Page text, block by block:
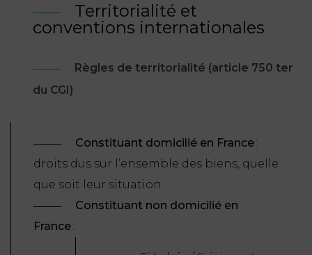
Territorialité et
conventions internationales
Règles de territorialité (article 750 ter
du CGI)
Constituant domicilié en France:
droits dus sur l’ensemble des biens, quelle
que soit leur situation.
Constituant non domicilié en
France: